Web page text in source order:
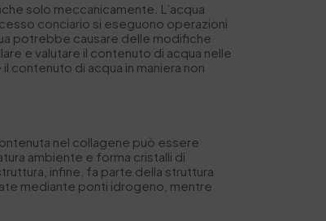
solo meccanicamente. L’acqua
conciario si eseguono operazioni
potrebbe causare delle modifiche
e valutare il contenuto di acqua nelle
contenuto di acqua in maniera non
nel collagene può essere
ambiente e forma cristalli di
infine, fa parte della struttura
mediante ponti idrogeno, mentre